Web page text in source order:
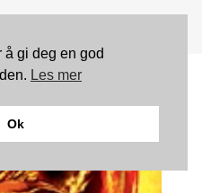
å gi deg en god
Les mer
Ok